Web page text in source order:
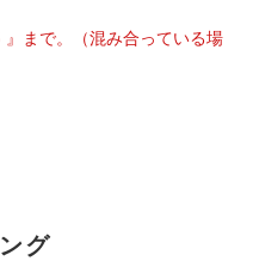
まで。（混み合っている場
グ